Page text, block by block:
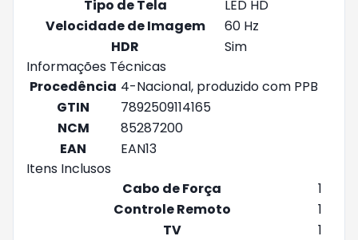
Tipo de Tela
LED HD
Velocidade de Imagem
60 Hz
HDR
Sim
Informações Técnicas
Procedência 4-Nacional, produzido com PPB
GTIN
7892509114165
NCM
85287200
EAN
EAN13
Itens Inclusos
Cabo de Força
1
Controle Remoto
1
TV
1